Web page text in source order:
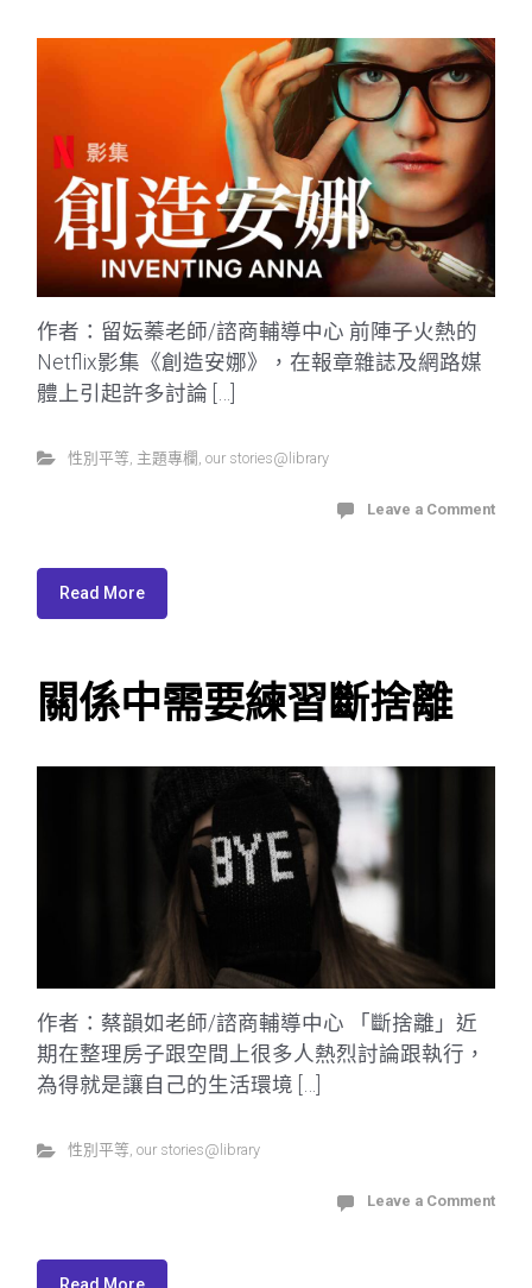
作者：留妘蓁老師/諮商輔導中心 前陣子火熱的
Netflix影集《創造安娜》，在報章雜誌及網路媒
體上引起許多討論 […]
性別平等, 主題專欄 our stories@library
Leave a Comment
Read More
關係中需要練習斷捨離
作者：蔡韻如老師/諮商輔導中心 「斷捨離」近
期在整理房子跟空間上很多人熱烈討論跟執行，
為得就是讓自己的生活環境 […]
性別平等, our stories@library
Leave a Comment